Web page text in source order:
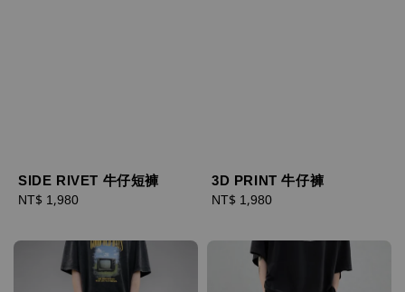
SIDE RIVET 牛仔短褲
Regular
NT$ 1,980
3D PRINT 牛仔褲
Regular
NT$ 1,980